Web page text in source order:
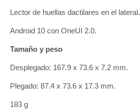
Lector de huellas dactilares en el lateral.
Android 10 con OneUI 2.0.
Tamaño y peso
Desplegado: 167.9 x 73.6 x 7.2 mm.
Plegado: 87.4 x 73.6 x 17.3 mm.
183 g